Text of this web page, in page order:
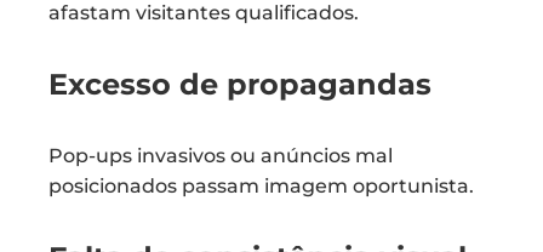
afastam visitantes qualificados.
Excesso de propagandas
Pop-ups invasivos ou anúncios mal
posicionados passam imagem oportunista.